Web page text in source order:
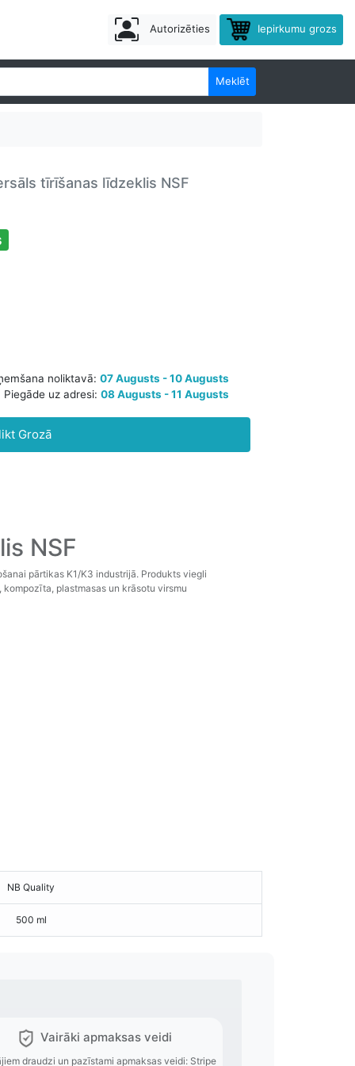
Autorizēties Iepirkumu grozs
Meklēt
tīrīšanas līdzeklis NSF
saņemšana noliktavā:07 Augusts - 10 Augusts
Grozā
NSF
pārtikas K1/K3 industrijā. Produkts viegli
plastmasas un krāsotu virsmu
NB Quality
500 ml